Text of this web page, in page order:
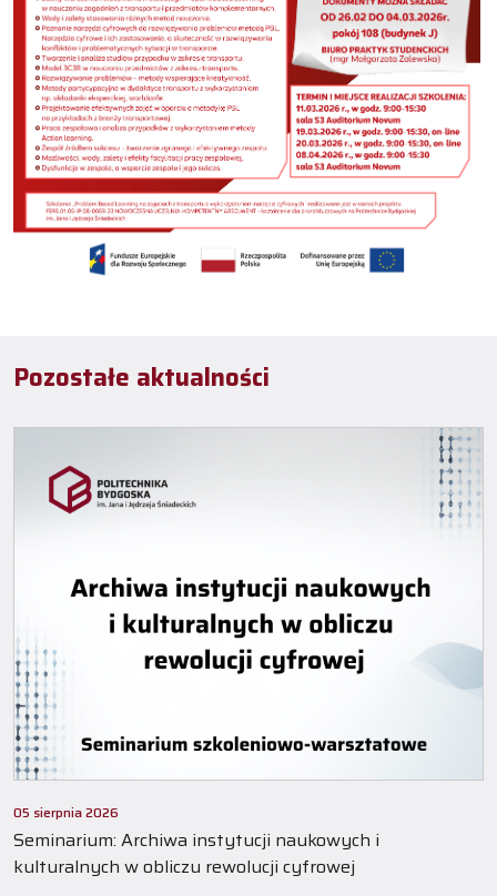
Pozostałe aktualności
05 sierpnia 2026
Seminarium: Archiwa instytucji naukowych i
kulturalnych w obliczu rewolucji cyfrowej